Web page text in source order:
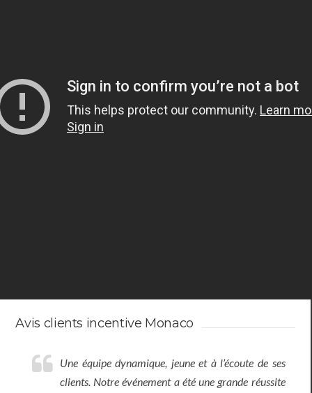
Avis clients incentive Monaco
Cet évènement restera pour eux un moments
inoubliable empreint d’authenticité et riche en